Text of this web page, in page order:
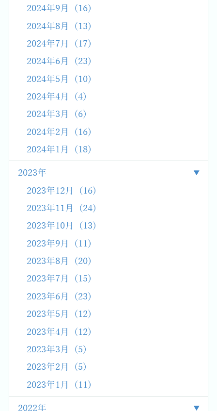
2024年9月 (16)
2024年8月 (13)
2024年7月 (17)
2024年6月 (23)
2024年5月 (10)
2024年4月 (4)
2024年3月 (6)
2024年2月 (16)
2024年1月 (18)
2023年
2023年12月 (16)
2023年11月 (24)
2023年10月 (13)
2023年9月 (11)
2023年8月 (20)
2023年7月 (15)
2023年6月 (23)
2023年5月 (12)
2023年4月 (12)
2023年3月 (5)
2023年2月 (5)
2023年1月 (11)
2022年